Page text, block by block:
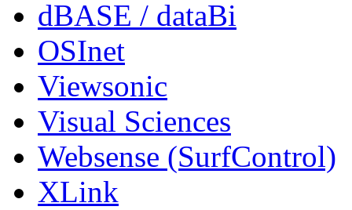
dBASE / dataBi
OSInet
Viewsonic
Visual Sciences
Websense (SurfControl)
XLink